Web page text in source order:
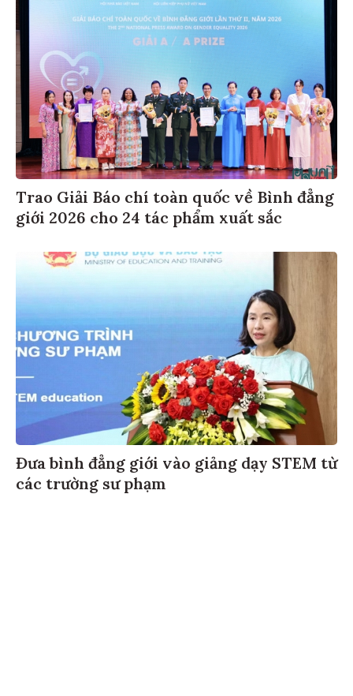
Trao Giải Báo chí toàn quốc về Bình đẳng
giới 2026 cho 24 tác phẩm xuất sắc
Đưa bình đẳng giới vào giảng dạy STEM từ
các trường sư phạm